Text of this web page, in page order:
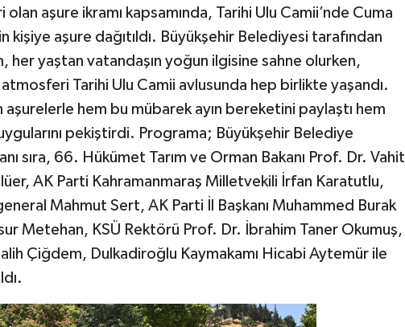
aşure ikramı kapsamında, Tarihi Ulu Camii’nde Cuma
kişiye aşure dağıtıldı. Büyükşehir Belediyesi tarafından
yaştan vatandaşın yoğun ilgisine sahne olurken,
atmosferi Tarihi Ulu Camii avlusunda hep birlikte yaşandı.
hem bu mübarek ayın bereketini paylaştı hem
pekiştirdi. Programa; Büyükşehir Belediye
sıra, 66. Hükümet Tarım ve Orman Bakanı Prof. Dr. Vahit
AK Parti Kahramanmaraş Milletvekili İrfan Karatutlu,
Mahmut Sert, AK Parti İl Başkanı Muhammed Burak
Metehan, KSÜ Rektörü Prof. Dr. İbrahim Taner Okumuş,
Çiğdem, Dulkadiroğlu Kaymakamı Hicabi Aytemür ile